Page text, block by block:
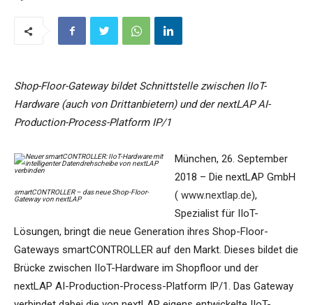
Shop-Floor-Gateway bildet Schnittstelle zwischen IIoT-
Hardware (auch von Drittanbietern) und der nextLAP AI-
Production-Process-Platform IP/1
smartCONTROLLER – das neue Shop-Floor-
Gateway von nextLAP
München, 26. September
2018 – Die nextLAP GmbH
( www.nextlap.de),
Spezialist für IIoT-
Lösungen, bringt die neue Generation ihres Shop-Floor-
Gateways smartCONTROLLER auf den Markt. Dieses bildet die
Brücke zwischen IIoT-Hardware im Shopfloor und der
nextLAP AI-Production-Process-Platform IP/1. Das Gateway